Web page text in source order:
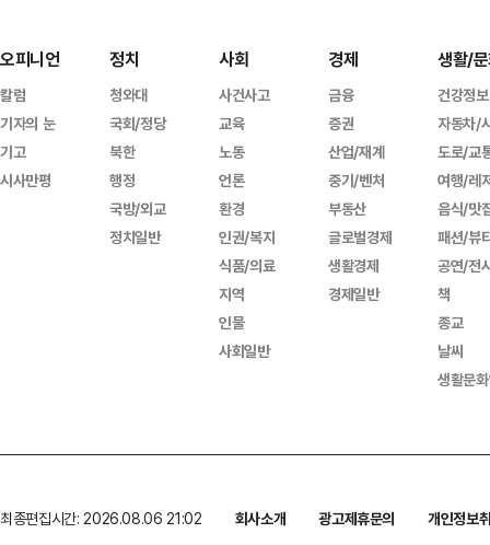
오피니언
칼럼
기자의 눈
기고
시사만평
정치
청와대
국회/정당
북한
행정
국방/외교
정치일반
사회
사건사고
교육
노동
언론
환경
인권/복지
식품/의료
지역
인물
사회일반
경제
금융
증권
산업/재계
중기/벤처
부동산
글로벌경제
생활경제
경제일반
생활/
건강정보
자동차/
도로/교
여행/레
음식/맛
패션/뷰
공연/전
책
종교
날씨
생활문
최종편집시간: 2026.08.06 21:02 회사소개 광고제휴문의
개인정보